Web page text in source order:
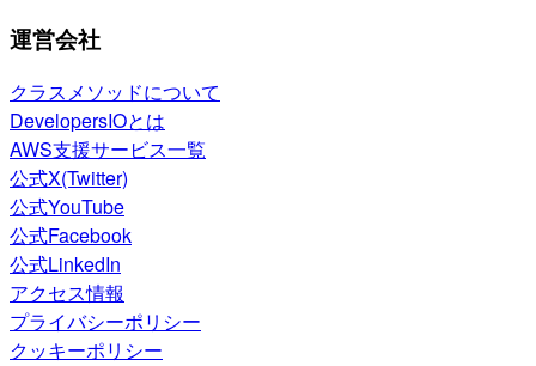
運営会社
クラスメソッドについて
DevelopersIOとは
AWS支援サービス一覧
公式X(Twitter)
公式YouTube
公式Facebook
公式LinkedIn
アクセス情報
プライバシーポリシー
クッキーポリシー